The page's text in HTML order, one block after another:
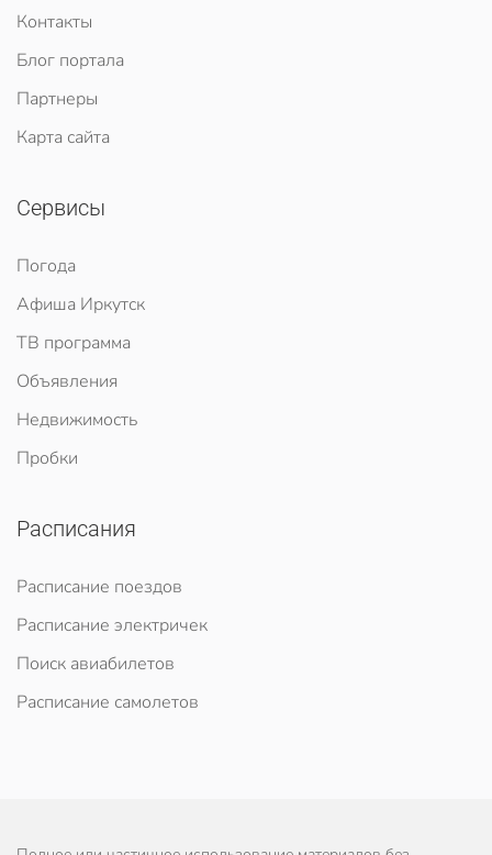
Контакты
Блог портала
Партнеры
Карта сайта
Сервисы
Погода
Афиша Иркутск
ТВ программа
Объявления
Недвижимость
Пробки
Расписания
Расписание поездов
Расписание электричек
Поиск авиабилетов
Расписание самолетов